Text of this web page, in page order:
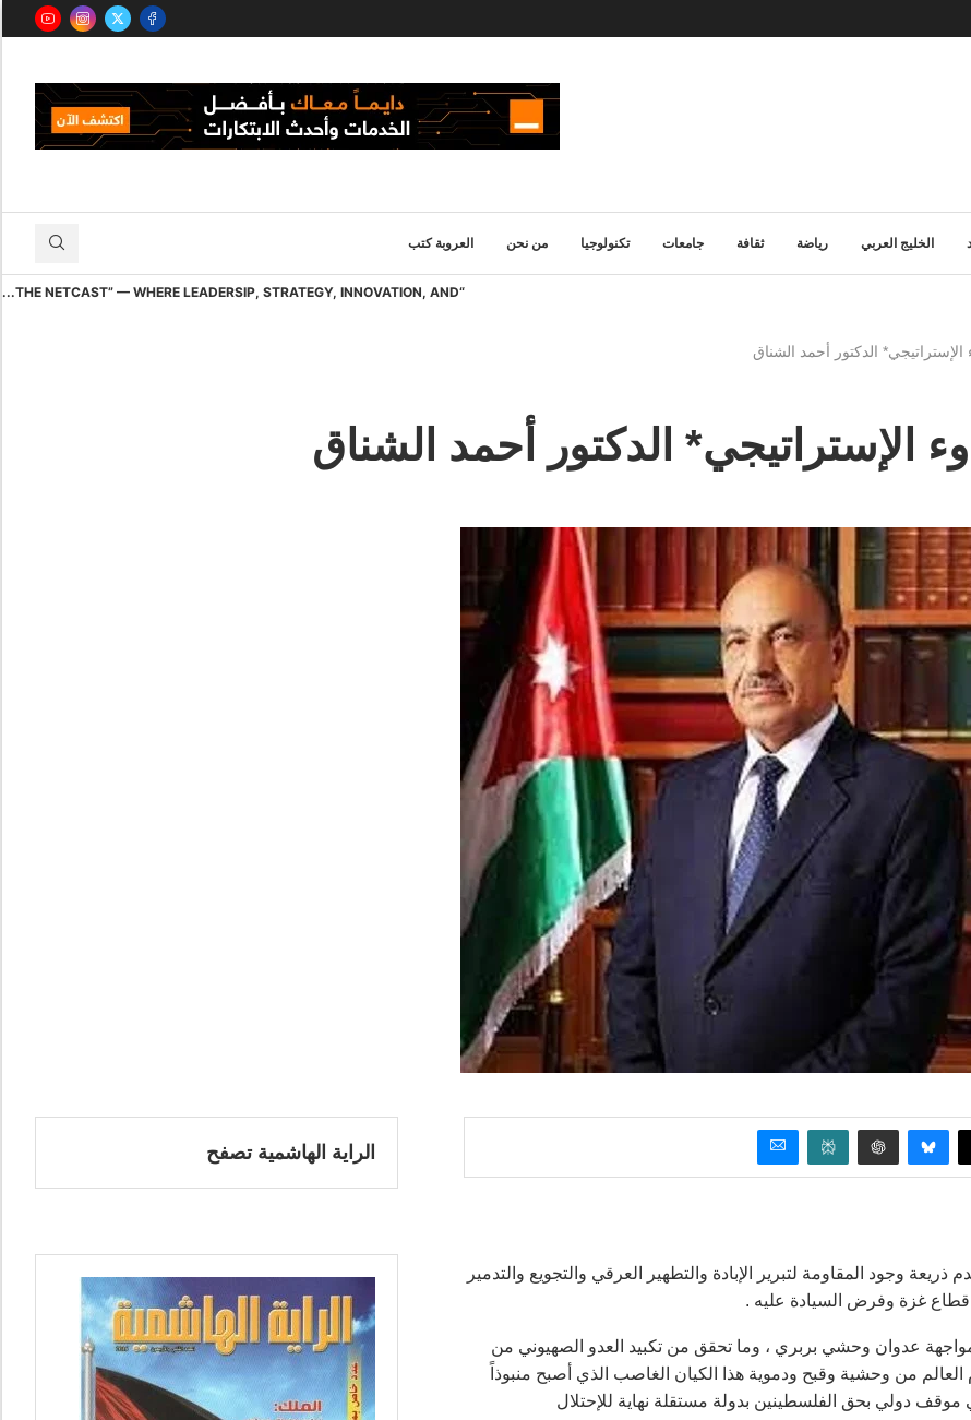
الخليج العربي رياضة ثقافة جامعات تكنولوجيا من نحن العروبة كتب
“THE NETCAST” — WHERE LEADERSIP, STRATEGY, INNOVATION, AND...
الإستراتيجي* الدكتور أحمد الشناق
الإستراتيجي* الدكتور أحمد الشناق
وجود المقاومة لتبرير الإبادة والتطهير العرقي والتجويع والتدمير
قطاع غزة وفرض السيادة عليه .
عدوان وحشي بربري ، وما تحقق من تكبيد العدو الصهيوني من
من وحشية وقبح ودموية هذا الكيان الغاصب الذي أصبح منبوذاً
موقف دولي بحق الفلسطينين بدولة مستقلة نهاية للإحتلال
الراية الهاشمية تصفح